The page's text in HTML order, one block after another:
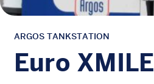
ARGOS TANKSTATION
Euro XMILE